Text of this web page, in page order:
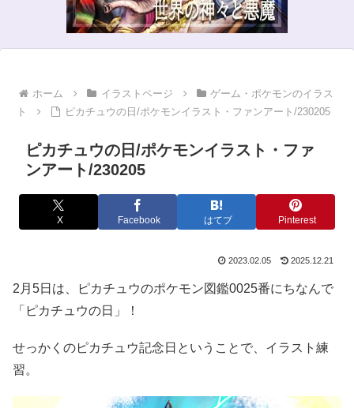
ホーム イラストページ
ゲーム・ポケモンのイラス
ト
ピカチュウの日/ポケモンイラスト・ファンアート/230205
ピカチュウの日/ポケモンイラスト・ファ
ンアート/230205
X Facebook はてブ Pinterest
2023.02.05 2025.12.21
2月5日は、ピカチュウのポケモン図鑑0025番にちなんで
「ピカチュウの日」！
せっかくのピカチュウ記念日ということで、イラスト練
習。